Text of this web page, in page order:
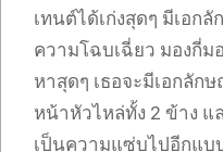
เทนต์ได้เก่งสุดๆ มีเอ
ความโฉบเฉี่ยว มองกี่
หาสุดๆ เธอจะมีเอกลัก
หน้าหัวไหล่ทั้ง 2 ข้าง แ
เป็นความแซ่บไปอีกแบ